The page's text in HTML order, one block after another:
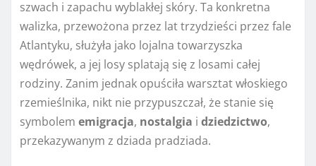
szwach i zapachu wyblakłej skóry. Ta konkretna
walizka, przewożona przez lat trzydzieści przez fale
Atlantyku, służyła jako lojalna towarzyszka
wędrówek, a jej losy splatają się z losami całej
rodziny. Zanim jednak opuściła warsztat włoskiego
rzemieślnika, nikt nie przypuszczał, że stanie się
symbolem emigracja, nostalgia i dziedzictwo,
przekazywanym z dziada pradziada.